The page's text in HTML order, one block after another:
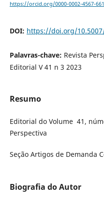
https://orcid.org/0000-0002-4567-
DOI: https://doi.org/
Palavras-chave: Revista
Editorial V 41 n 3 2023
Resumo
Editorial do Volume 41,
Perspectiva
Seção Artigos de Demanda
Biografia do Autor